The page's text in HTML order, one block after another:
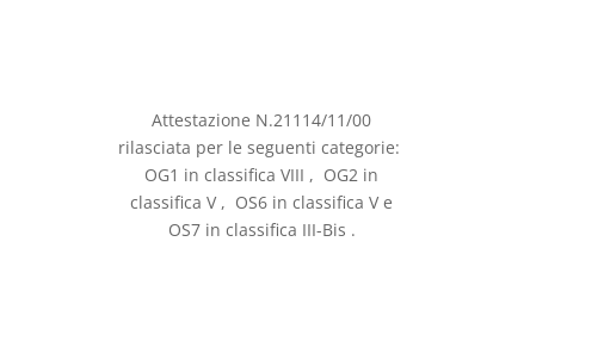
Attestazione N.21114/11/00
rilasciata per le seguenti categorie:
OG1 in classifica VIII , OG2 in
classifica V , OS6 in classifica V e
OS7 in classifica III-Bis .